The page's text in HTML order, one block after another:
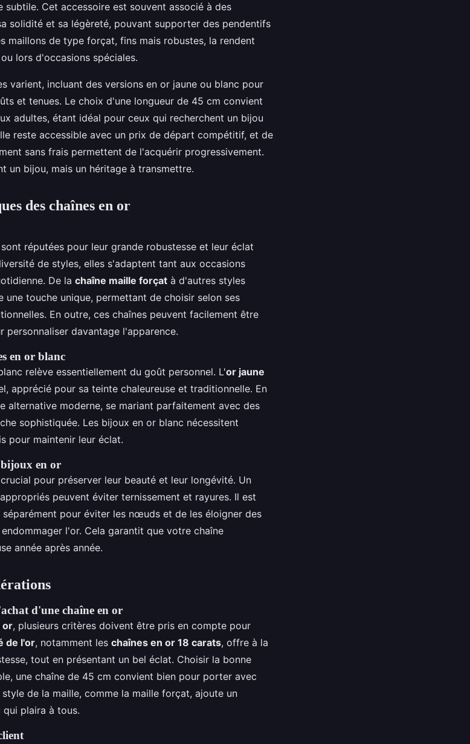
subtile. Cet accessoire est souvent associé à des
solidité et sa légèreté, pouvant supporter des pendentifs
maillons de type forçat, fins mais robustes, la rendent
lors d'occasions spéciales.
varient, incluant des versions en or jaune ou blanc pour
et tenues. Le choix d'une longueur de 45 cm convient
adultes, étant idéal pour ceux qui recherchent un bijou
reste accessible avec un prix de départ compétitif, et de
sans frais permettent de l'acquérir progressivement.
un bijou, mais un héritage à transmettre.
des chaînes en or
sont réputées pour leur grande robustesse et leur éclat
de styles, elles s'adaptent tant aux occasions
De la chaîne maille forçat à d'autres styles
une touche unique, permettant de choisir selon ses
En outre, ces chaînes peuvent facilement être
personnaliser davantage l'apparence.
en or blanc
relève essentiellement du goût personnel. L'or jaune
apprécié pour sa teinte chaleureuse et traditionnelle. En
alternative moderne, se mariant parfaitement avec des
sophistiquée. Les bijoux en or blanc nécessitent
pour maintenir leur éclat.
en or
pour préserver leur beauté et leur longévité. Un
peuvent éviter ternissement et rayures. Il est
pour éviter les nœuds et de les éloigner des
l'or. Cela garantit que votre chaîne
année après année.
d'une chaîne en or
or, plusieurs critères doivent être pris en compte pour
de l'or, notamment les chaînes en or 18 carats, offre à la
tout en présentant un bel éclat. Choisir la bonne
une chaîne de 45 cm convient bien pour porter avec
de la maille, comme la maille forçat, ajoute un
plaira à tous.